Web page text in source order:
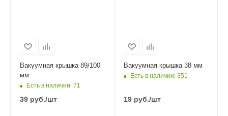
Вакуумная крышка 89/100
мм
Есть в наличии: 71
39 руб./шт
Вакуумная крышка 38 мм
Есть в наличии: 351
19руб./шт